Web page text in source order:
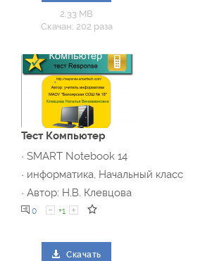
2.33 MB
Скачан: 202 раза
Тест Компьютер
· SMART Notebook 14
· информатика, Начальный класс
· Автор: Н.В. Клевцова
0 +1
Скачать